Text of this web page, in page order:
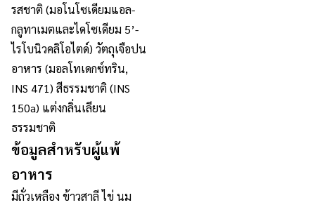
รสชาติ (มอโนโซเดียมแอล-
กลูทาเมตและไดโซเดียม 5’-
ไรโบนิวคลิโอไตด์) วัตถุเจือปน
อาหาร (มอลโทเดกซ์ทริน,
INS 471) สีธรรมชาติ (INS
150a) แต่งกลิ่นเลียน
ธรรมชาติ
ข้อมูลสำหรับผู้แพ้
อาหาร
มีถั่วเหลือง ข้าวสาลี ไข่ นม